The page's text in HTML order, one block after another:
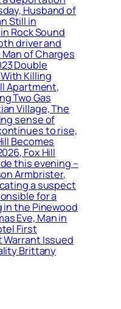
Husband of
Still in
Rock Sound
driver and
of Charges
Double
Killing
Apartment,
Two Gas
Village, The
sense of
to rise,
Becomes
Fox Hill
this evening –
Armbrister,
a suspect
for a
the Pinewood
Eve, Man in
First
Warrant Issued
Brittany